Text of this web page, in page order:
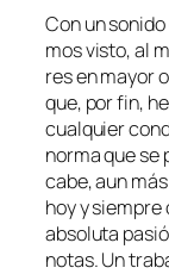
Con un
mos vis­to, al
res en ma­yor
que, por fin,
cual­quier
nor­ma que se
ca­be, aun
hoy y
ab­so­lu­ta
no­tas. Un